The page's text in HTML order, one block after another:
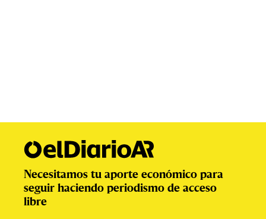
Necesitamos tu aporte económico para
seguir haciendo periodismo de acceso
libre